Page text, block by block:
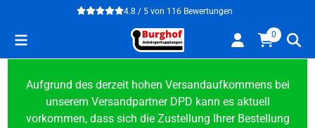
Cookie-Einstellungen verfügbar. Einstellungen wählen oder alle
4.8 / 5 von 116 Bewertungen
0
Aufgrund des derzeit hohen Versandaufkommens bei
unserem Versandpartner DPD kann es aktuell
vorkommen, dass sich die Zustellung Ihrer Bestellung